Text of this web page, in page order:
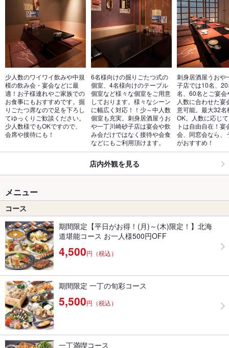
少人数のワイワイ飲みや中規
模の飲み会・宴会などに最
適！お子様連れやご家族での
お食事にもおすすめです。掘
りごたつ席なので足を下ろし
てゆっくりご歓談ください。
少人数様でもOKですので、
会席や接待にも！
6名様向けの掘りごたつ式の
個室、4名様向けのテーブル
個室など様々な個室をご用意
しております。様々なシーン
に幅広く対応！！少～中人数
個室も充実。刺身居酒屋うお
や一丁川崎砂子店は宴会や飲
み会だけではなく接待や会食
などにもご利用頂けます。
刺身居酒屋うおや
子店では10名、
名、60名とご宴会
人数に合わせた宴
意可能。最大32名
OK。人数に応じ
トは自由自在！宴
会、同窓会なら、
がおすすめ！
店内外観を見る
メニュー
コース
期間限定【平日がお得！(月)～(木)限定！】北海
道堪能コース お一人様500円OFF
4,500円（税込）
期間限定 一丁の旬彩コース
5,500円（税込）
一丁満喫コース